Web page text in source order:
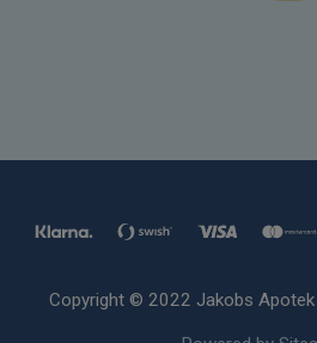
Copyright © 2022 Jakobs